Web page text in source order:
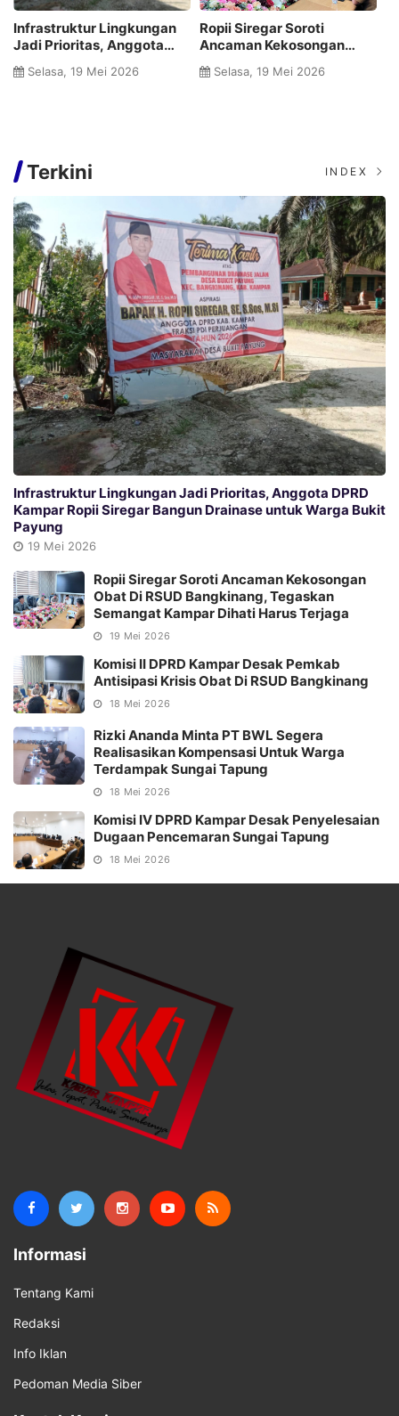
Infrastruktur Lingkungan
Jadi Prioritas, Anggota
DPRD Kampar Ropii Siregar
Bangun Drainase untuk
Selasa, 19 Mei 2026
Ropii Siregar Soroti
Ancaman Kekosongan
Obat di RSUD Bangkinang,
Tegaskan Semangat
Selasa, 19 Mei 2026
Terkini INDEX
Infrastruktur Lingkungan Jadi Prioritas, Anggota DPRD
Kampar Ropii Siregar Bangun Drainase untuk Warga Bukit
Payung
19 Mei 2026
Ropii Siregar Soroti Ancaman Kekosongan
Obat Di RSUD Bangkinang, Tegaskan
Semangat Kampar Dihati Harus Terjaga
19 Mei 2026
Komisi II DPRD Kampar Desak Pemkab
Antisipasi Krisis Obat Di RSUD Bangkinang
18 Mei 2026
Rizki Ananda Minta PT BWL Segera
Realisasikan Kompensasi Untuk Warga
Terdampak Sungai Tapung
18 Mei 2026
Komisi IV DPRD Kampar Desak Penyelesaian
Dugaan Pencemaran Sungai Tapung
18 Mei 2026
Informasi
Tentang Kami
Redaksi
Info Iklan
Pedoman Media Siber